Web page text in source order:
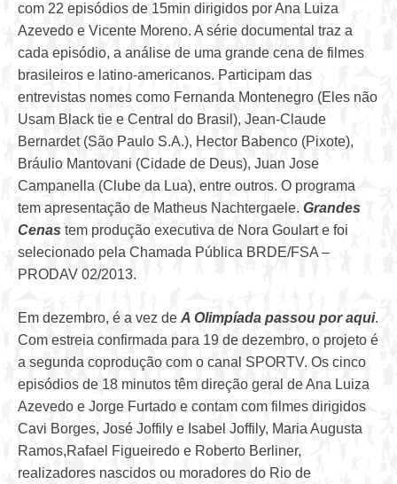
com 22 episódios de 15min dirigidos por Ana Luiza
Azevedo e Vicente Moreno. A série documental traz a
cada episódio, a análise de uma grande cena de filmes
brasileiros e latino-americanos. Participam das
entrevistas nomes como Fernanda Montenegro (Eles não
Usam Black tie e Central do Brasil), Jean-Claude
Bernardet (São Paulo S.A.), Hector Babenco (Pixote),
Bráulio Mantovani (Cidade de Deus), Juan Jose
Campanella (Clube da Lua), entre outros. O programa
tem apresentação de Matheus Nachtergaele. Grandes
Cenas tem produção executiva de Nora Goulart e foi
selecionado pela Chamada Pública BRDE/FSA –
PRODAV 02/2013.
Em dezembro, é a vez de A Olimpíada passou por aqui.
Com estreia confirmada para 19 de dezembro, o projeto é
a segunda coprodução com o canal SPORTV. Os cinco
episódios de 18 minutos têm direção geral de Ana Luiza
Azevedo e Jorge Furtado e contam com filmes dirigidos
Cavi Borges, José Joffily e Isabel Joffily, Maria Augusta
Ramos,Rafael Figueiredo e Roberto Berliner,
realizadores nascidos ou moradores do Rio de